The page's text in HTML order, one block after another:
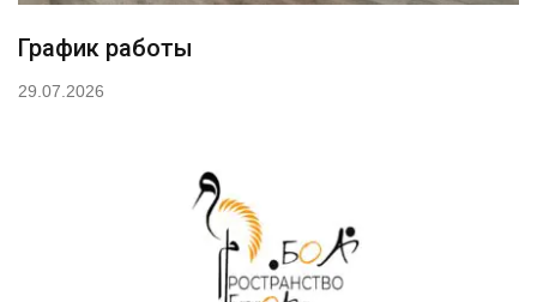
График работы
29.07.2026